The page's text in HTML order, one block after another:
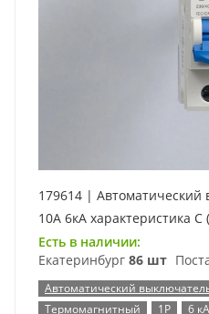
179614 | Автоматический
10А 6кА характеристика C
Есть в наличии:
Екатеринбург 86 шт
Автоматический
Термомагнитный
1P 6 кА